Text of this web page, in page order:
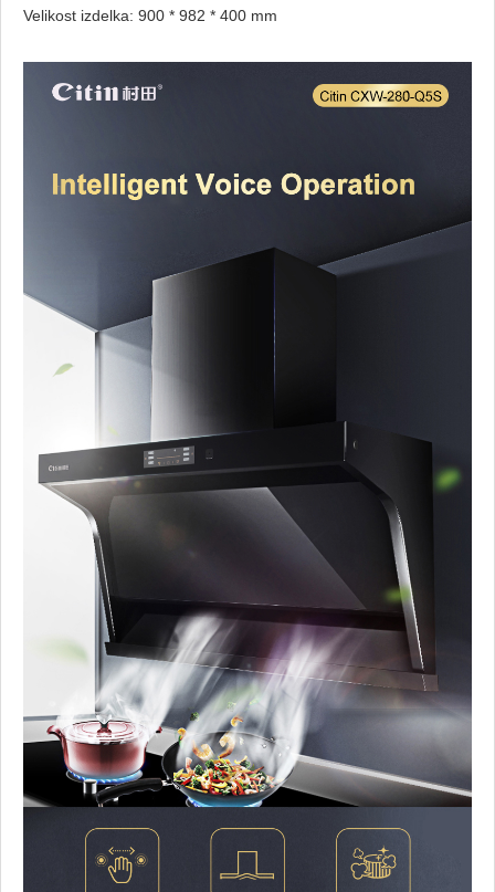
Velikost izdelka: 900 * 982 * 400 mm